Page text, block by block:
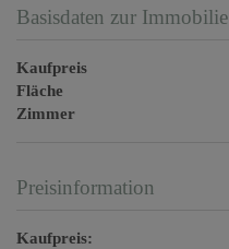
Basisdaten zur Immobilie
Kaufpreis
Fläche
Zimmer
Preisinformation
Kaufpreis: